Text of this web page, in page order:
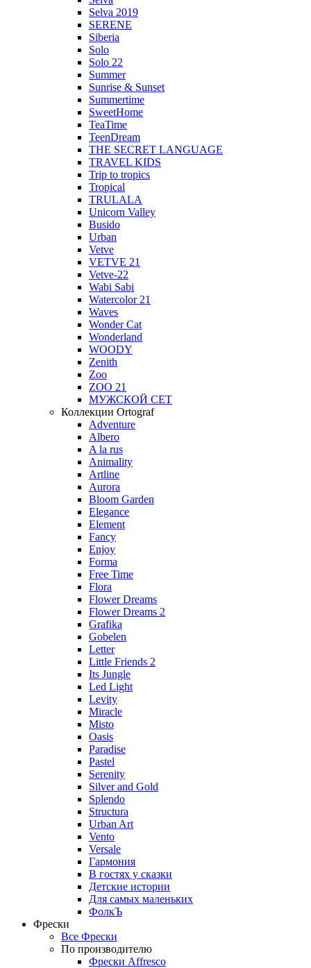
Selva 2019
SERENE
Siberia
Solo
Solo 22
Summer
Sunrise & Sunset
Summertime
SweetHome
TeaTime
TeenDream
THE SECRET LANGUAGE
TRAVEL KIDS
Trip to tropics
Tropical
TRULALA
Unicorn Valley
Busido
Urban
Vetve
VETVE 21
Vetve-22
Wabi Sabi
Watercolor 21
Waves
Wonder Cat
Wonderland
WOODY
Zenith
Zoo
ZOO 21
МУЖСКОЙ СЕТ
Коллекции Ortograf
Adventure
Albero
A la rus
Animality
Artline
Aurora
Bloom Garden
Elegance
Element
Fancy
Enjoy
Forma
Free Time
Flora
Flower Dreams
Flower Dreams 2
Grafika
Gobelen
Letter
Little Friends 2
Its Jungle
Led Light
Levity
Miracle
Misto
Oasis
Paradise
Pastel
Serenity
Silver and Gold
Splendo
Structura
Urban Art
Vento
Versale
Гармония
В гостях у сказки
Детские истории
Для самых маленьких
ФолкЪ
Фрески
Все Фрески
По производителю
Фрески Affresco